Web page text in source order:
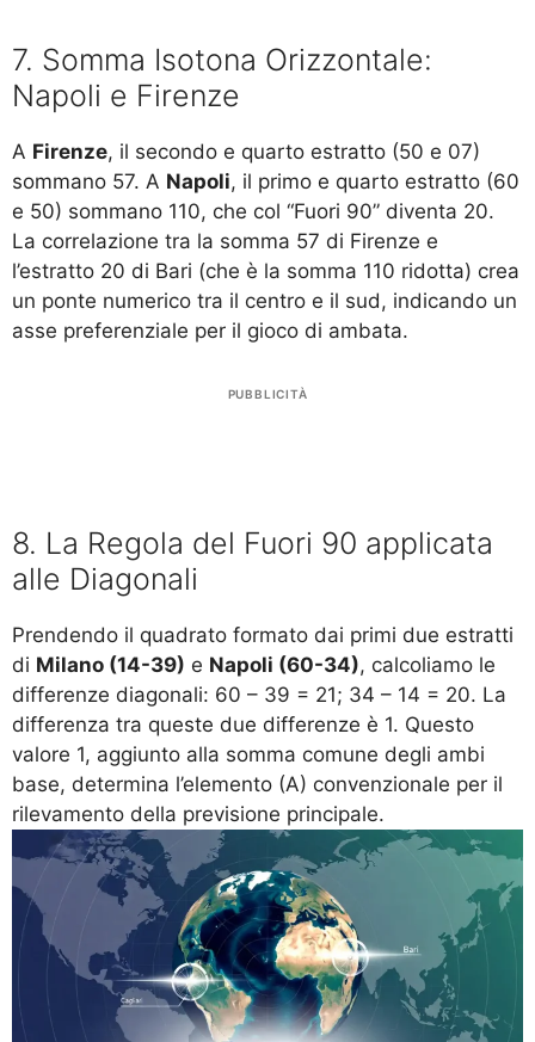
7. Somma Isotona Orizzontale:
Napoli e Firenze
A Firenze, il secondo e quarto estratto (50 e 07)
sommano 57. A Napoli, il primo e quarto estratto (60
e 50) sommano 110, che col “Fuori 90” diventa 20.
La correlazione tra la somma 57 di Firenze e
l’estratto 20 di Bari (che è la somma 110 ridotta) crea
un ponte numerico tra il centro e il sud, indicando un
asse preferenziale per il gioco di ambata.
PUBBLICITÀ
8. La Regola del Fuori 90 applicata
alle Diagonali
Prendendo il quadrato formato dai primi due estratti
di Milano (14-39) e Napoli (60-34), calcoliamo le
differenze diagonali: 60 – 39 = 21; 34 – 14 = 20. La
differenza tra queste due differenze è 1. Questo
valore 1, aggiunto alla somma comune degli ambi
base, determina l’elemento (A) convenzionale per il
rilevamento della previsione principale.